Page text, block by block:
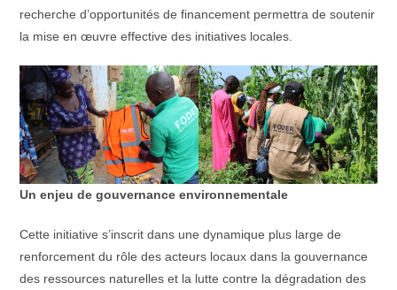
recherche d’opportunités de financement permettra de soutenir
la mise en œuvre effective des initiatives locales.
Un enjeu de gouvernance environnementale
Cette initiative s’inscrit dans une dynamique plus large de
renforcement du rôle des acteurs locaux dans la gouvernance
des ressources naturelles et la lutte contre la dégradation des